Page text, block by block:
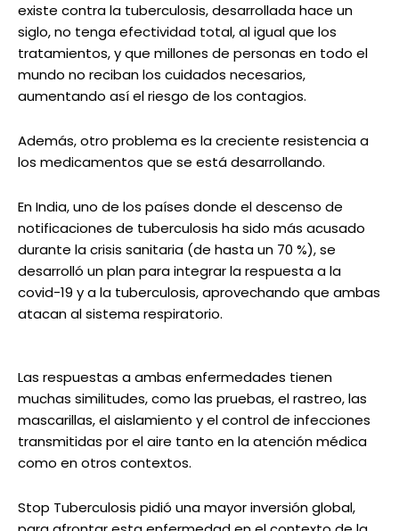
existe contra la tuberculosis, desarrollada hace un
siglo, no tenga efectividad total, al igual que los
tratamientos, y que millones de personas en todo el
mundo no reciban los cuidados necesarios,
aumentando así el riesgo de los contagios.
Además, otro problema es la creciente resistencia a
los medicamentos que se está desarrollando.
En India, uno de los países donde el descenso de
notificaciones de tuberculosis ha sido más acusado
durante la crisis sanitaria (de hasta un 70 %), se
desarrolló un plan para integrar la respuesta a la
covid-19 y a la tuberculosis, aprovechando que ambas
atacan al sistema respiratorio.
Las respuestas a ambas enfermedades tienen
muchas similitudes, como las pruebas, el rastreo, las
mascarillas, el aislamiento y el control de infecciones
transmitidas por el aire tanto en la atención médica
como en otros contextos.
Stop Tuberculosis pidió una mayor inversión global,